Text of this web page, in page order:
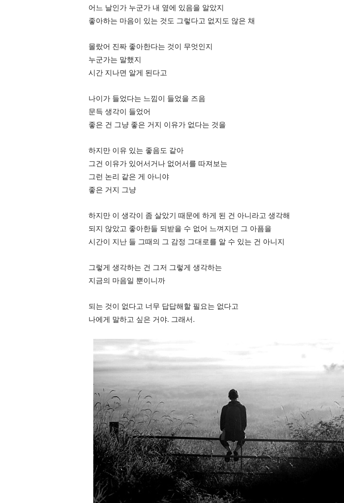
어느 날인가 누군가 내 옆에 있음을 알았지
좋아하는 마음이 있는 것도 그렇다고 없지도 않은 채
몰랐어 진짜 좋아한다는 것이 무엇인지
누군가는 말했지
시간 지나면 알게 된다고
나이가 들었다는 느낌이 들었을 즈음
문득 생각이 들었어
좋은 건 그냥 좋은 거지 이유가 없다는 것을
하지만 이유 있는 좋음도 같아
그건 이유가 있어서거나 없어서를 따져보는
그런 논리 같은 게 아니야
좋은 거지 그냥
하지만 이 생각이 좀 살았기 때문에 하게 된 건 아니라고 생각해
되지 않았고 좋아한들 되받을 수 없어 느껴지던 그 아픔을
시간이 지난 들 그때의 그 감정 그대로를 알 수 있는 건 아니지
그렇게 생각하는 건 그저 그렇게 생각하는
지금의 마음일 뿐이니까
되는 것이 없다고 너무 답답해할 필요는 없다고
나에게 말하고 싶은 거야. 그래서.